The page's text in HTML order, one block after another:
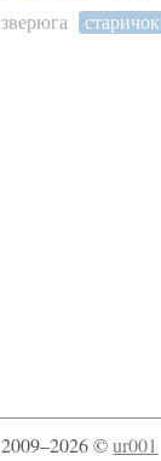
зверюга
старичок
2009–2026 ©ur001